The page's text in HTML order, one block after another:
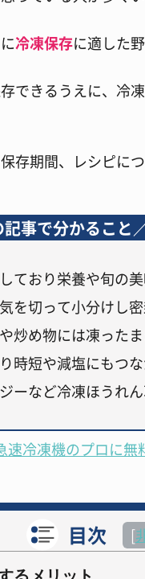
冷凍保存に適した
できるうえに、冷
存期間、レシピに
事で分かること
ており栄養や旬の
を切って小分けし
炒め物には凍った
時短や減塩にもつ
ーなど冷凍ほうれ
速冷凍機のプロに無
目次 [